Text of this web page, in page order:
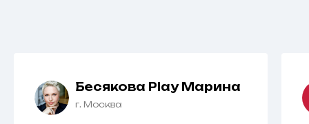
Бесякова Play Марина
г. Москва